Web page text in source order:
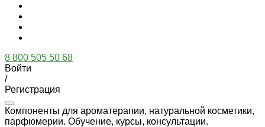
8 800 505 50 68
Войти
/
Регистрация
Компоненты для ароматерапии, натуральной косметики,
парфюмерии. Обучение, курсы, консультации.